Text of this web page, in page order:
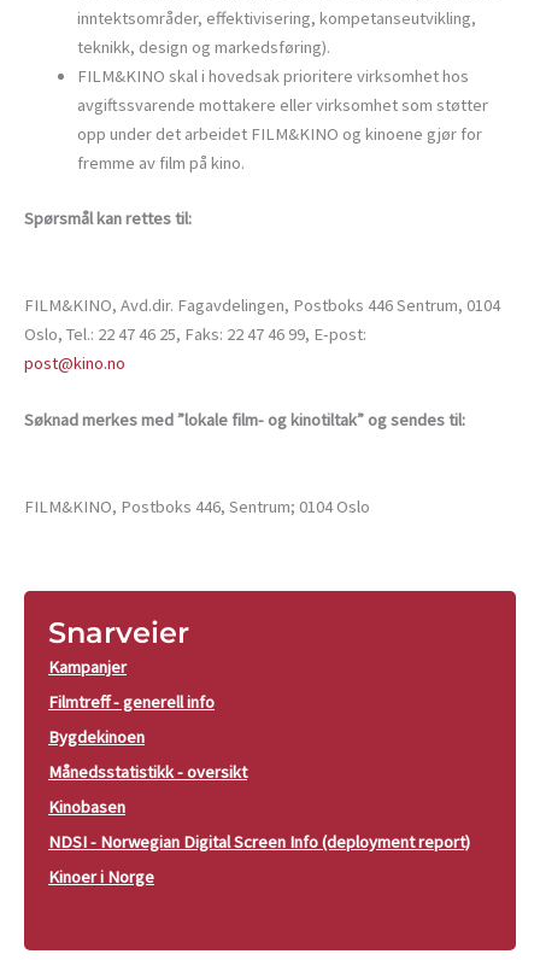
inntektsområder, effektivisering, kompetanseutvikling,
teknikk, design og markedsføring).
FILM&KINO skal i hovedsak prioritere virksomhet hos
avgiftssvarende mottakere eller virksomhet som støtter
opp under det arbeidet FILM&KINO og kinoene gjør for
fremme av film på kino.
Spørsmål kan rettes til:
FILM&KINO, Avd.dir. Fagavdelingen, Postboks 446 Sentrum, 0104
Oslo, Tel.: 22 47 46 25, Faks: 22 47 46 99, E-post:
post@kino.no
Søknad merkes med ”lokale film- og kinotiltak” og sendes til:
FILM&KINO, Postboks 446, Sentrum; 0104 Oslo
Snarveier
Kampanjer
Filmtreff - generell info
Bygdekinoen
Månedsstatistikk - oversikt
Kinobasen
NDSI - Norwegian Digital Screen Info (deployment report)
Kinoer i Norge